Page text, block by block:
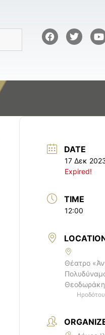
DATE
17 Δεκ
Expired!
TIME
12:00
Θέατρο